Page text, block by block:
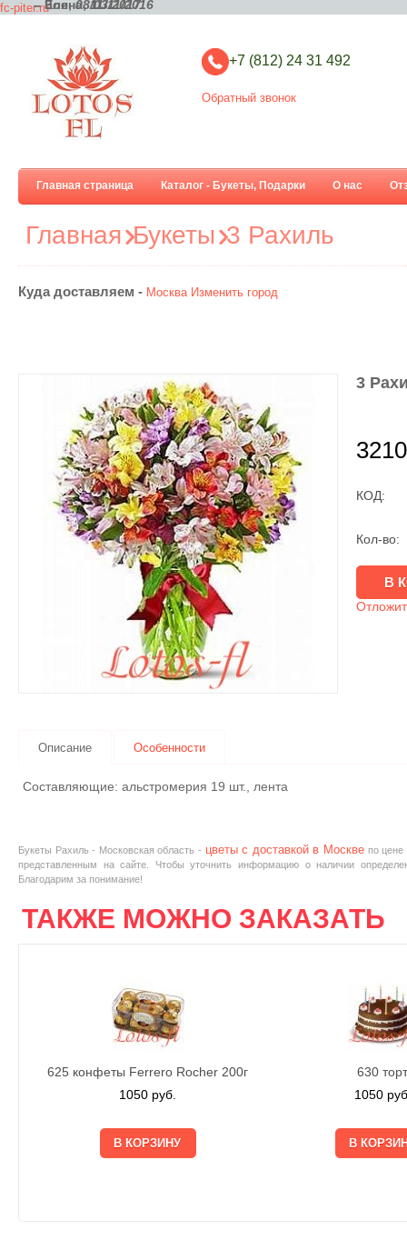
fc-piter.ru
+7 (812) 24 31 492
Обратный звонок
Главная страница Каталог - Букеты, Подарки О нас
Главная Букеты 3 Рахиль
Куда доставляем - Москва Изменить город
3
3210
КОД:
Кол-во:
Описание Особенности
Составляющие: альстромерия 19 шт., лента
Букеты Рахиль - Московская область - цветы с доставкой в Москве по цене
представленным на сайте. Чтобы уточнить информацию о наличии
Благодарим за понимание!
ТАКЖЕ МОЖНО ЗАКАЗАТЬ
625 конфеты Ferrero Rocher 200г
1050 руб.
630
1050
– Елена,11/11/2016
– Зоя,08/03/2017